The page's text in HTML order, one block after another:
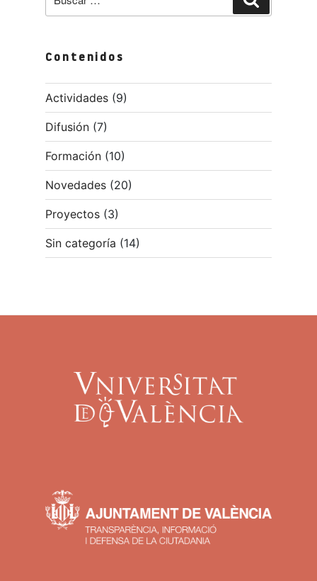
por:
Contenidos
Actividades (9)
Difusión (7)
Formación (10)
Novedades (20)
Proyectos (3)
Sin categoría (14)